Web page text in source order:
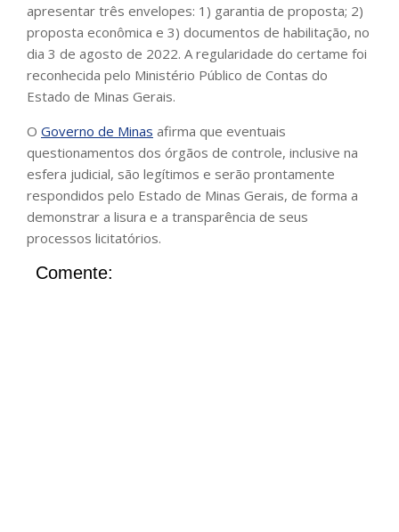
apresentar três envelopes: 1) garantia de proposta; 2)
proposta econômica e 3) documentos de habilitação, no
dia 3 de agosto de 2022. A regularidade do certame foi
reconhecida pelo Ministério Público de Contas do
Estado de Minas Gerais.
O Governo de Minas afirma que eventuais
questionamentos dos órgãos de controle, inclusive na
esfera judicial, são legítimos e serão prontamente
respondidos pelo Estado de Minas Gerais, de forma a
demonstrar a lisura e a transparência de seus
processos licitatórios.
Comente: